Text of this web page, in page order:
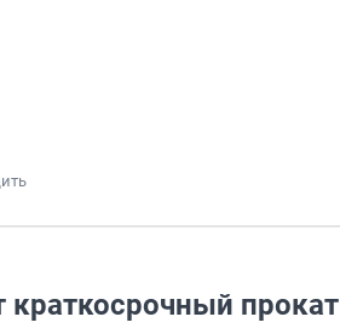
краткосрочный прокат